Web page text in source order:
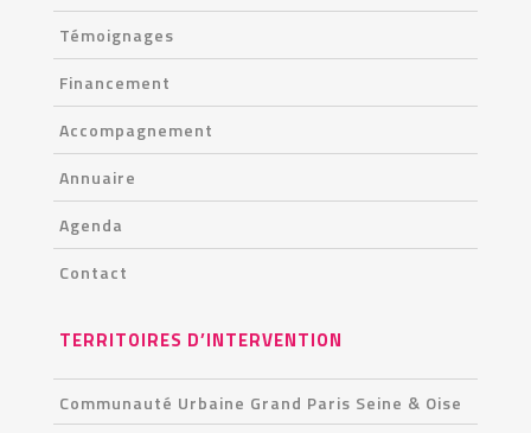
Témoignages
Financement
Accompagnement
Annuaire
Agenda
Contact
TERRITOIRES D’INTERVENTION
Communauté Urbaine Grand Paris Seine & Oise